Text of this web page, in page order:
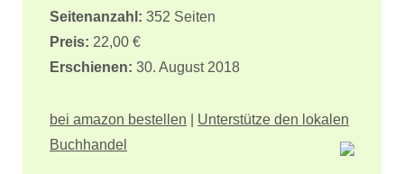
Seitenanzahl: 352 Seiten
Preis: 22,00 €
Erschienen: 30. August 2018
bei amazon bestellen
Unterstütze den lokalen
Buchhandel